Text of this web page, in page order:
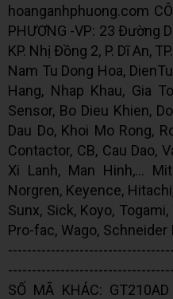
hoanganhphuong.com
PHƯƠNG -VP: 23 Đường
KP. Nhị Đồng 2, P. Dĩ An,
Nam Tu Dong Hoa,
Hang, Nhap Khau, Gia
Sensor, Bo Dieu Khien,
Dau Do, Khoi Mo Rong,
Contactor, CB, Cau Dao,
Xi Lanh, Man Hinh,...
Norgren, Keyence,
Sunx, Sick, Koyo,
Pro-fac, Wago, Schneider
SỐ MÃ KHÁC: